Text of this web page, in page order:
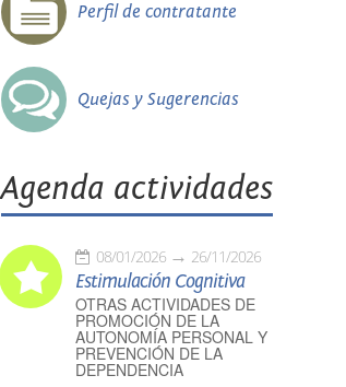
Perfil de contratante
Quejas y Sugerencias
Agenda actividades
08/01/2026 26/11/2026
Estimulación Cognitiva
OTRAS ACTIVIDADES DE
PROMOCIÓN DE LA
AUTONOMÍA PERSONAL Y
PREVENCIÓN DE LA
DEPENDENCIA